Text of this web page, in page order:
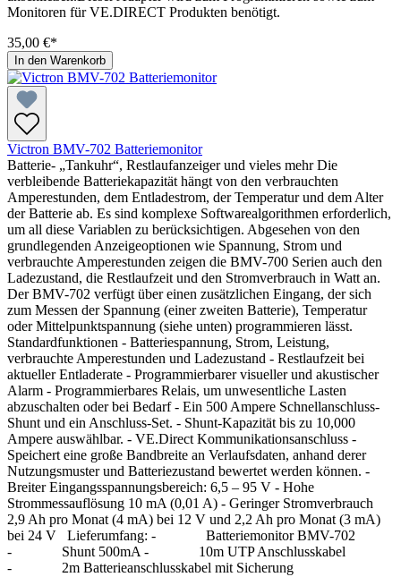
Monitoren für VE.DIRECT Produkten benötigt.
35,00 €*
In den Warenkorb
Victron BMV-702 Batteriemonitor
Batterie- „Tankuhr“, Restlaufanzeiger und vieles mehr Die
verbleibende Batteriekapazität hängt von den verbrauchten
Amperestunden, dem Entladestrom, der Temperatur und dem Alter
der Batterie ab. Es sind komplexe Softwarealgorithmen erforderlich,
um all diese Variablen zu berücksichtigen. Abgesehen von den
grundlegenden Anzeigeoptionen wie Spannung, Strom und
verbrauchte Amperestunden zeigen die BMV-700 Serien auch den
Ladezustand, die Restlaufzeit und den Stromverbrauch in Watt an.
Der BMV-702 verfügt über einen zusätzlichen Eingang, der sich
zum Messen der Spannung (einer zweiten Batterie), Temperatur
oder Mittelpunktspannung (siehe unten) programmieren lässt.
Standardfunktionen - Batteriespannung, Strom, Leistung,
verbrauchte Amperestunden und Ladezustand - Restlaufzeit bei
aktueller Entladerate - Programmierbarer visueller und akustischer
Alarm - Programmierbares Relais, um unwesentliche Lasten
abzuschalten oder bei Bedarf - Ein 500 Ampere Schnellanschluss-
Shunt und ein Anschluss-Set. - Shunt-Kapazität bis zu 10,000
Ampere auswählbar. - VE.Direct Kommunikationsanschluss -
Speichert eine große Bandbreite an Verlaufsdaten, anhand derer
Nutzungsmuster und Batteriezustand bewertet werden können. -
Breiter Eingangsspannungsbereich: 6,5 – 95 V - Hohe
Strommessauflösung 10 mA (0,01 A) - Geringer Stromverbrauch
2,9 Ah pro Monat (4 mA) bei 12 V und 2,2 Ah pro Monat (3 mA)
bei 24 V Lieferumfang: - Batteriemonitor BMV-702
- Shunt 500mA - 10m UTP Anschlusskabel
- 2m Batterieanschlusskabel mit Sicherung